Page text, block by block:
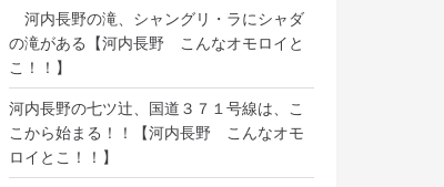
河内長野の滝、シャングリ・ラにシャダ
の滝がある【河内長野 こんなオモロイと
こ！！】
河内長野の七ツ辻、国道３７１号線は、こ
こから始まる！！【河内長野 こんなオモ
ロイとこ！！】